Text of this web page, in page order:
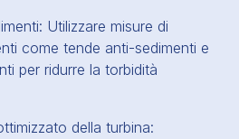
Utilizzare misure di
come tende anti-sedimenti e
per ridurre la torbidità
della turbina: